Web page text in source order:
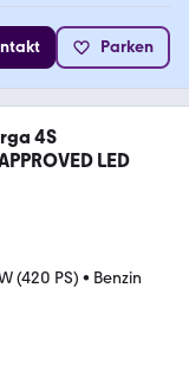
Parken
4S
LED
(420 PS) • Benzin